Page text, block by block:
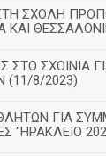
ΣΤΗ ΣΧΟΛΗ
ΚΑΙ
ΣΤΟ ΣΧΟΙΝΙΑ
8/2023)
ΓΙΑ
"ΗΡΑΚΛΕΙΟ